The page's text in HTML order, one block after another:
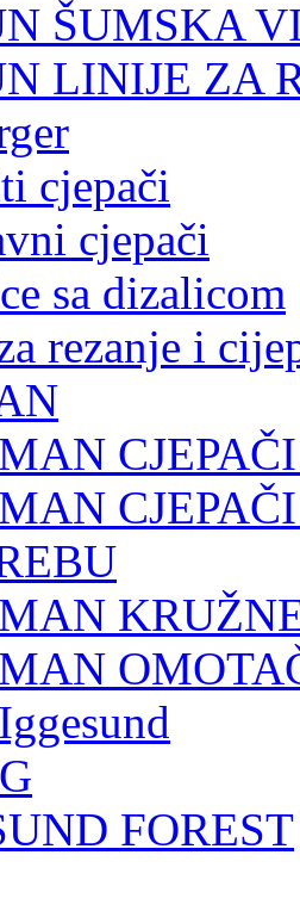
ŠUMSKA
LINIJE ZA
cjepači
cjepači
sa dizalicom
rezanje i
FOREST